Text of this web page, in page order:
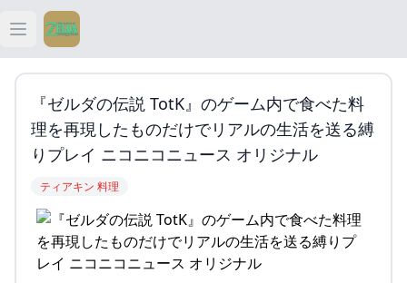
Open main menu
ティアキン
ティアキン 祠
ティアキン 武器
ティアキン 攻略
『ゼルダの伝説 TotK』のゲーム内で食べた料
理を再現したものだけでリアルの生活を送る縛
りプレイ ニコニコニュース オリジナル
ティアキン 料理